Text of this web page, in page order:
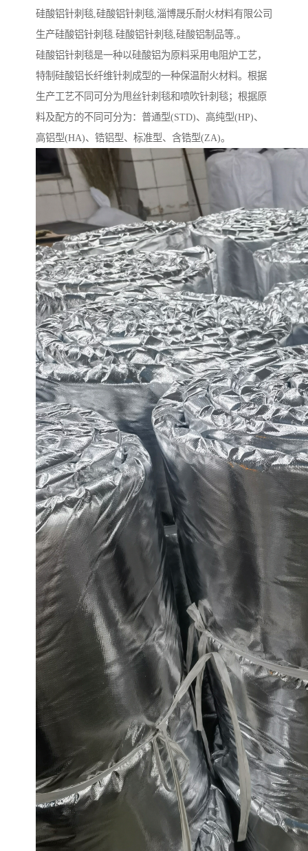
硅酸铝针刺毯,硅酸铝针刺毯,淄博晟乐耐火材料有限公司
生产硅酸铝针刺毯.硅酸铝针刺毯,硅酸铝制品等,。
硅酸铝针刺毯是一种以硅酸铝为原料采用电阻炉工艺，
特制硅酸铝长纤维针刺成型的一种保温耐火材料。根据
生产工艺不同可分为甩丝针刺毯和喷吹针刺毯；根据原
料及配方的不同可分为：普通型(STD)、高纯型(HP)、
高铝型(HA)、锆铝型、标准型、含锆型(ZA)。